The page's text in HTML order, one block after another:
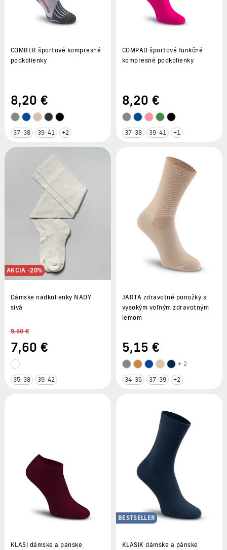
COMBER športové kompresné
podkolienky
8,20 €
37-38 39-41 +2
COMPAD športové funkčné
kompresné podkolienky
8,20 €
37-38 39-41 +1
AKCIA -20%
Dámske nadkolienky NADY
sivá
9,50 €
7,60 €
35-38 39-42
JARTA zdravotné ponožky s
vysokým voľným zdravotným
lemom
5,15 €
+ 2
34-36 37-39 +2
KLASI dámske a pánske
BESTSELLER
KLASIK dámske a pánske